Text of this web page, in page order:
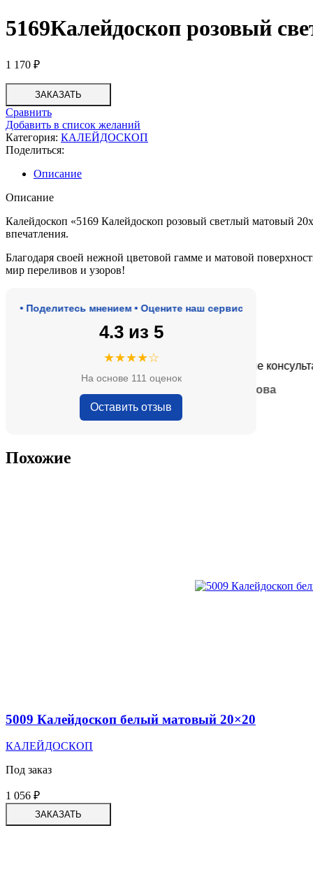
5169Калейдоскоп розовый
1 170 ₽
ЗАКАЗАТЬ
Сравнить
Добавить в список желаний
Категория: КАЛЕЙДОСКОП
Поделиться:
Описание
Описание
Калейдоскоп «5169 Калейдоскоп розовый светлый матовый
впечатления.
Благодаря своей нежной цветовой гамме и матовой
мир переливов и узоров!
Поделитесь мнением • Оцените наш сервис
4.3 из 5
★★★★☆
На основе 111 оценок
Оставить отзыв
адекватные цены.
★★★★★
Очень приятные
Похожие
5009 Калейдоскоп белый матовый 20×20
КАЛЕЙДОСКОП
Под заказ
1 056 ₽
ЗАКАЗАТЬ